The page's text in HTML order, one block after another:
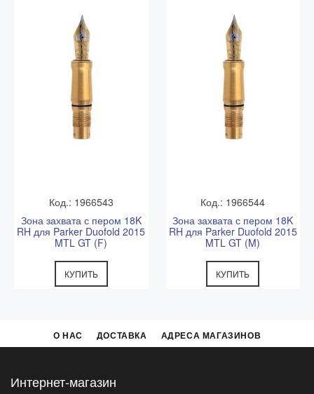
Код.: 1966543
Зона захвата с пером 18K
RH для Parker Duofold 2015
MTL GT (F)
КУПИТЬ
Код.: 1966544
Зона захвата с пером 18K
RH для Parker Duofold 2015
MTL GT (M)
КУПИТЬ
О НАС ДОСТАВКА АДРЕСА МАГАЗИНОВ
Интернет-магазин